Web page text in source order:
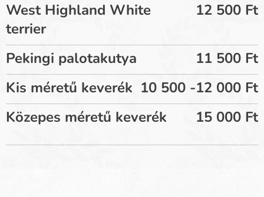
West Highland White
terrier
12 500 Ft
Pekingi palotakutya
11 500 Ft
Kis méretű keverék 10 500 -12 000 Ft
Közepes méretű keverék
15 000 Ft